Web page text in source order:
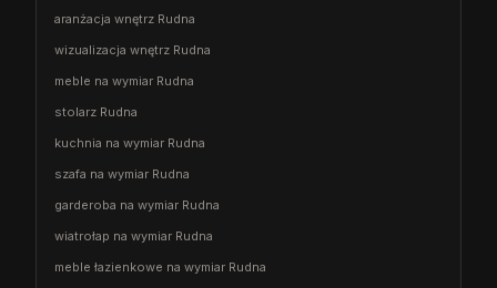
aranżacja wnętrz Rudna
wizualizacja wnętrz Rudna
meble na wymiar Rudna
stolarz Rudna
kuchnia na wymiar Rudna
szafa na wymiar Rudna
garderoba na wymiar Rudna
wiatrołap na wymiar Rudna
meble łazienkowe na wymiar Rudna